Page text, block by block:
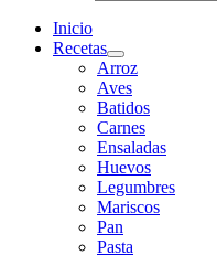
Inicio
Recetas
Arroz
Aves
Batidos
Carnes
Ensaladas
Huevos
Legumbres
Mariscos
Pan
Pasta